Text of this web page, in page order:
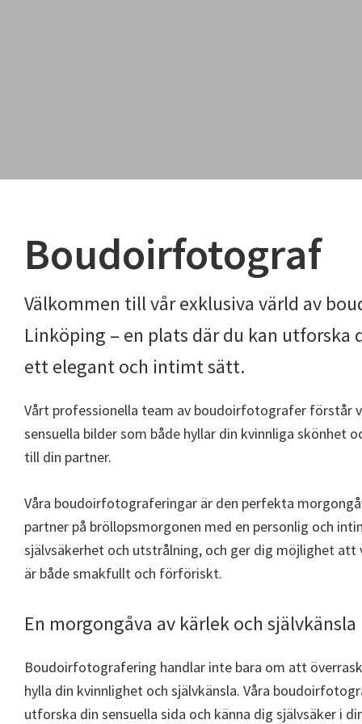
Boudoirfotograf
Välkommen till vår exklusiva värld av
Linköping – en plats där du kan
ett elegant och intimt sätt.
Vårt professionella team av boudoirfotografer förstår
sensuella bilder som både hyllar din kvinnliga skönhet
till din partner.
Våra boudoirfotograferingar är den perfekta
partner på bröllopsmorgonen med en personlig och
självsäkerhet och utstrålning, och ger dig möjlighet
är både smakfullt och förföriskt.
En morgongåva av kärlek och självkänsla
Boudoirfotografering handlar inte bara om att
hylla din kvinnlighet och självkänsla. Våra
utforska din sensuella sida och känna dig självsäker i